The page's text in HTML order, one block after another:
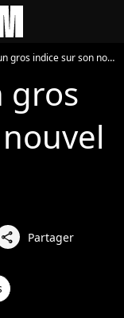
indice sur son nouvel album !
gros
share Partager